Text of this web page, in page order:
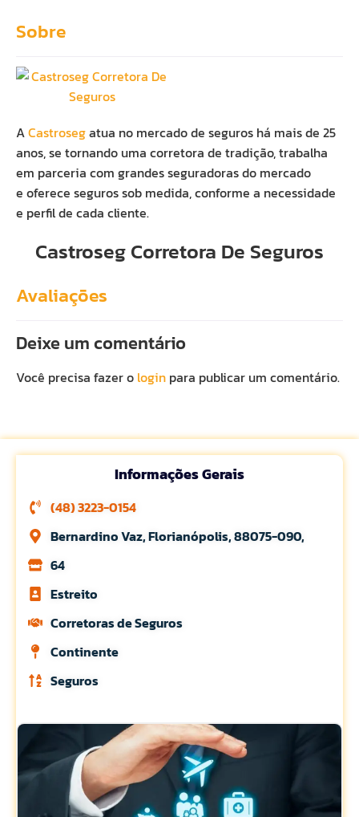
Sobre
ACastrosegatua no mercado de seguros há mais de 25
anos, se tornando uma corretora de tradição, trabalha
em parceria com grandes seguradoras do mercado
e oferece seguros sob medida, conforme a necessidade
e perfil de cada cliente.
Castroseg Corretora De Seguros
Avaliações
Deixe um comentário
Você precisa fazer o login para publicar um comentário.
Informações Gerais
(48) 3223-0154
Bernardino Vaz, Florianópolis, 88075-090,
64
Estreito
Corretoras de Seguros
Continente
Seguros